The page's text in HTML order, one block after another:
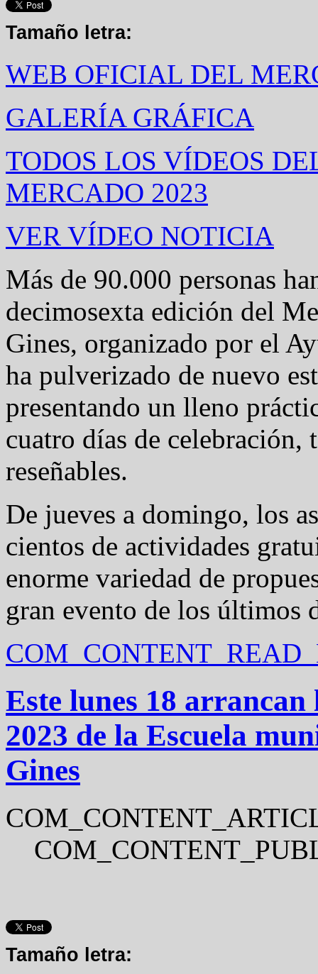
Tamaño letra:
WEB OFICIAL DEL
GALERÍA GRÁFICA
TODOS LOS VÍDEOS
MERCADO 2023
VER VÍDEO NOTICIA
Más de 90.000 personas
decimosexta edición del
Gines, organizado por el
ha pulverizado de nuevo
presentando un lleno
cuatro días de
reseñables.
De jueves a domingo, los
cientos de actividades
enorme variedad de
gran evento de los últimos
Este lunes 18
2023 de la Escuela
Gines
Tamaño letra: